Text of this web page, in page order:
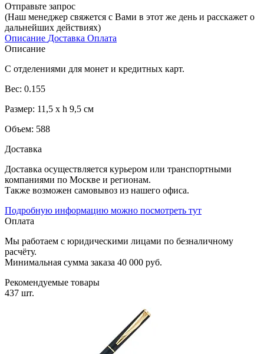
Отправьте запрос
(Наш менеджер свяжется с Вами в этот же день и расскажет о
дальнейших действиях)
Описание Доставка Оплата
Описание
C отделениями для монет и кредитных карт.
Вес: 0.155
Размер: 11,5 х h 9,5 см
Объем: 588
Доставка
Доставка осуществляется курьером или транспортными
компаниями по Москве и регионам.
Также возможен самовывоз из нашего офиса.
Подробную информацию можно посмотреть тут
Оплата
Мы работаем с юридическими лицами по безналичному
расчёту.
Минимальная сумма заказа 40 000 руб.
Рекомендуемые товары
437 шт.